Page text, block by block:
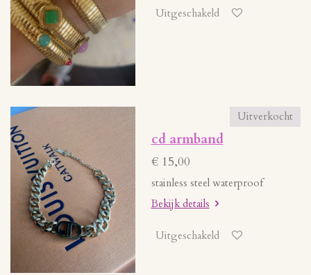
Uitgeschakeld
Uitverkocht
cd armband
€ 15,00
stainless steel waterproof
Bekijk details
Uitgeschakeld